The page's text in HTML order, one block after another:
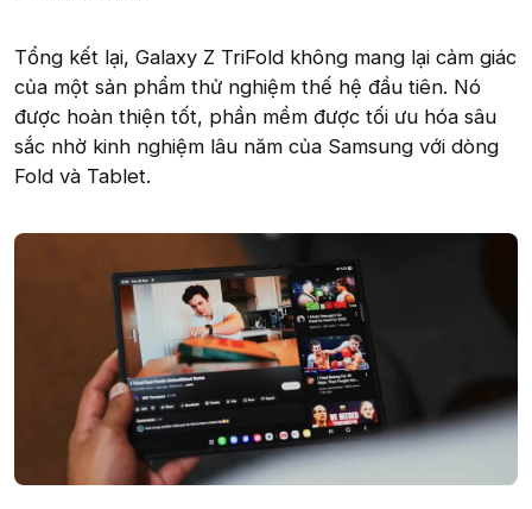
Tổng kết lại, Galaxy Z TriFold không mang lại cảm giác
của một sản phẩm thử nghiệm thế hệ đầu tiên. Nó
được hoàn thiện tốt, phần mềm được tối ưu hóa sâu
sắc nhờ kinh nghiệm lâu năm của Samsung với dòng
Fold và Tablet.